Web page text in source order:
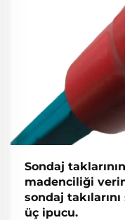
Sondaj
madenciliği
sondaj
üç ipucu.